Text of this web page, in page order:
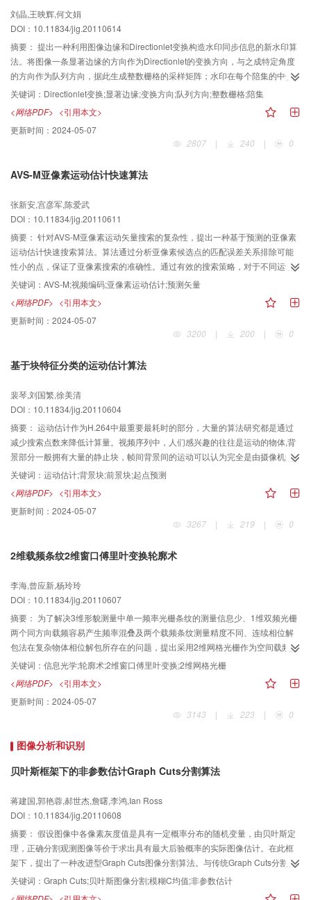
刘晶,王映辉,何文娟
DOI：10.11834/jig.20110614
摘要： 提出一种利用图像边缘和Directionlet变换构造水印同步信息的新水印算
法。将图像一条显著边缘的方向作为Directionlet的变换方向，与之成特定角度
的方向作为队列方向，据此生成整数栅格的采样矩阵；水印在每个陪集的中低
频子带内自适应嵌入；以图像显著边缘为一坐标轴建立坐标系，在该坐标系内
检测水印，可以排除几何攻击对水印位置的影响。实验结果表明,较之基于
Wavelet和Contourlet的水印算法，本文方法对抗几何攻击的优势非常突出，尤
其对旋转攻击，效果更明显。
关键词： Directionlet变换;显著边缘;变换方向;队列方向;整数栅格;陪集
<网络PDF> <引用本文>
更新时间： 2024-05-07
2807
| 240 | 0
AVS-M亚像素运动估计快速算法
张新安,宫彦军,陈爱武
DOI：10.11834/jig.20110611
摘要： 针对AVS-M亚像素运动矢量搜索的复杂性，提出一种基于预测的亚像素
运动估计快速搜索算法。算法通过分析亚像素候选点的匹配误差关系排除可能
性小的点，保证了亚像素搜索的准确性。通过有效的搜索策略，对于不同运动
特征的视频序列，在平均PSNR下降不超过0.01dB的情况下，与亚像素全搜索
算法相比，搜索点数减少65.25％87.69％，与中心偏置亚像素搜索算法相比，
搜索点数减少43.67％67.38％，有效减少了亚像素运动估计的计算量。
关键词： AVS-M;视频编码;亚像素运动估计;预测矢量
<网络PDF> <引用本文>
更新时间： 2024-05-07
3200
| 200 | 0
基于块特征分类的运动估计算法
裴琴,刘国繁,徐美清
DOI：10.11834/jig.20110604
摘要： 运动估计作为H.264中最重要最耗时的部分，大量的算法研究都是通过
减少搜索点数来降低计算量。视频序列中，人们感兴趣的往往是运动的物体,背
景部分一般拥有大量的静止块，帧间背景间的运动可以认为完全是由摄像机的
运动引起的。利用背景块与前景块的图像特征结合MV预测提出一种新算法。该
算法包括以下策略：静止块判断、背景块、前景块和边缘块的检测、起点预测
和搜索窗口的改进，同时引进了边缘检测技术。实验结果表明，该算法与全搜
索算法(FS)、UMHex、SUMHex相比，搜索时间减少了，而搜索精度接近FS,
关键词： 运动估计;背景块;前景块;起点预测
<网络PDF> <引用本文>
更新时间： 2024-05-07
3267
| 219 | 0
2维载频条纹2维窗口傅里叶变换轮廓术
李海,曾应新,杨玲玲
DOI：10.11834/jig.20110607
摘要： 为了解决3维形貌测量中单一频率光栅条纹的测量信息少、1维双频光栅
两个同方向载频容易产生频率混叠及两个载频条纹测量精度不同、连续相位解
包法在复杂物体相位解包所存在的问题，提出采用2维网格光栅作为空间载频光
栅条纹联合2维窗口傅里叶变换的傅里叶变换轮廓术。两个载频相互垂直，减少
可能的频谱混叠；应用2维窗口傅里叶变换进行频谱分析和设计带宽自动调整的
滤波器分离出两个1维变形光栅条纹，在一幅变形网格光栅图像中得到两个方向
光栅各自所对应的包裹相位分布；并且应用查表法解包得到真实调制相位分
布。与1维单频和1维双频比较，这种技术可以获得两倍相同精度的测量信息，
实验结果，证实了该方法的可行性。
关键词： 信息光学;轮廓术;2维窗口傅里叶变换;2维网格光栅
<网络PDF> <引用本文>
更新时间： 2024-05-07
3143
| 223 | 0
图像分析和识别
贝叶斯框架下的非参数估计Graph Cuts分割算法
蒋建国,郭艳蓉,郝世杰,詹曙,李鸿,Ian Ross
DOI：10.11834/jig.20110608
摘要： 假设图像中各像素灰度值是具有一定概率分布的随机变量，由贝叶斯定
理，正确分割观测图像等价于求出具有最大后验概率的实际图像估计。在此框
架下，提出了一种改进型Graph Cuts图像分割算法。与传统Graph Cuts分割算
法相比，该算法在模型建立上有两个方面的改进：1)将模糊C均值聚类引入数据
约束能量函数来得到各像素在某个标记下的概率，改善了收敛性能;2)使用非参
关键词： Graph Cuts;贝叶斯图像分割;模糊C均值;非参数估计